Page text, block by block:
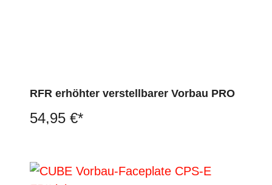
RFR erhöhter verstellbarer Vorbau PRO
54,95 €*